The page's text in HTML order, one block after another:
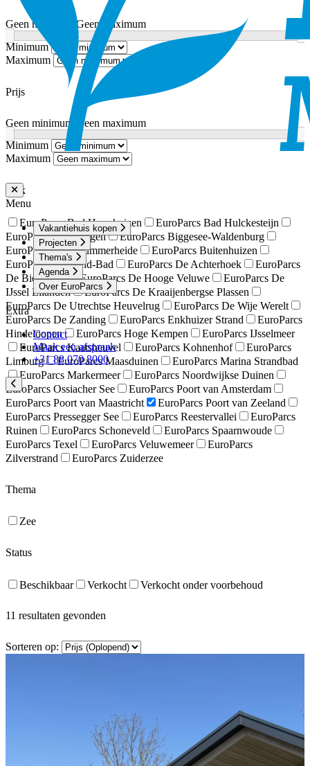
Menu
Vakantiehuis kopen
Projecten
Thema's
Agenda
Over EuroParcs
Extra
Contact
Maak een afspraak
+31 88 070 8000
Geen minimum
Geen maximum
Minimum
Maximum
Prijs
Geen minimum
Geen maximum
Minimum
Maximum
Park
EuroParcs Bad Hoophuizen
EuroParcs Bad Hulckesteijn
EuroParcs Beekbergen
EuroParcs Biggesee-Waldenburg
EuroParcs Brunssummerheide
EuroParcs Buitenhuizen
EuroParcs Cadzand-Bad
EuroParcs De Achterhoek
EuroParcs
De Biesbosch
EuroParcs De Hooge Veluwe
EuroParcs De
IJssel Eilanden
EuroParcs De Kraaijenbergse Plassen
EuroParcs De Utrechtse Heuvelrug
EuroParcs De Wije Werelt
EuroParcs De Zanding
EuroParcs Enkhuizer Strand
EuroParcs
Hindeloopen
EuroParcs Hoge Kempen
EuroParcs IJsselmeer
EuroParcs Kaatsheuvel
EuroParcs Kohnenhof
EuroParcs
Limburg
EuroParcs Maasduinen
EuroParcs Marina Strandbad
EuroParcs Markermeer
EuroParcs Noordwijkse Duinen
EuroParcs Ossiacher See
EuroParcs Poort van Amsterdam
EuroParcs Poort van Maastricht
EuroParcs Poort van Zeeland
EuroParcs Pressegger See
EuroParcs Reestervallei
EuroParcs
Ruinen
EuroParcs Schoneveld
EuroParcs Spaarnwoude
EuroParcs Texel
EuroParcs Veluwemeer
EuroParcs
Zilverstrand
EuroParcs Zuiderzee
Thema
Zee
Status
Beschikbaar Verkocht Verkocht onder voorbehoud
11 resultaten gevonden
Sorteren op: